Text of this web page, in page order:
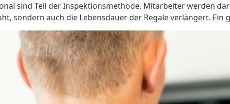
sind Teil der Inspektionsmethode. Mitarbeiter werden
sondern auch die Lebensdauer der Regale verlängert.